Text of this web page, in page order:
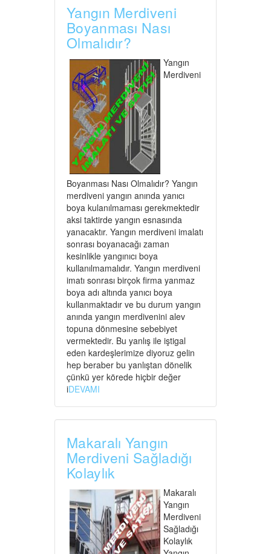
Yangın Merdiveni
Boyanması Nası
Olmalıdır?
Yangın
Merdiveni
Boyanması Nası Olmalıdır? Yangın
merdiveni yangın anında yanıcı
boya kulanılmaması gerekmektedir
aksi taktirde yangın esnasında
yanacaktır. Yangın merdiveni imalatı
sonrası boyanacağı zaman
kesinlikle yangınıcı boya
kullanılmamalıdır. Yangın merdiveni
imatı sonrası birçok firma yanmaz
boya adı altında yanıcı boya
kullanmaktadır ve bu durum yangın
anında yangın merdivenini alev
topuna dönmesine sebebiyet
vermektedir. Bu yanlış ile iştigal
eden kardeşlerimize diyoruz gelin
hep beraber bu yanlıştan dönelik
çünkü yer körede hiçbir değer
iDEVAMI
Makaralı Yangın
Merdiveni Sağladığı
Kolaylık
Makaralı
Yangın
Merdiveni
Sağladığı
Kolaylık